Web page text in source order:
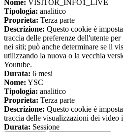
Nome: VISITOR_INFO1_LIVE
Tipologia: analitico
Proprieta: Terza parte
Descrizione: Questo cookie è
traccia delle preferenze dell'utente
nei siti; può anche determinare se il
utilizzando la nuova o la vecchia
Youtube.
Durata: 6 mesi
Nome: YSC
Tipologia: analitico
Proprieta: Terza parte
Descrizione: Questo cookie è
traccia delle visualizzazioni dei video
Durata: Sessione